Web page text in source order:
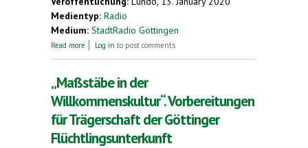
Medientyp: Radio
Medium: StadtRadio Göttingen
Read more about Die Esperanto-Stadt Herzberg am Harz im
Log in to post comments
„Maßstäbe in der
Willkommenskultur“. Vorbereitungen
für Trägerschaft der Göttinger
Flüchtlingsunterkunft